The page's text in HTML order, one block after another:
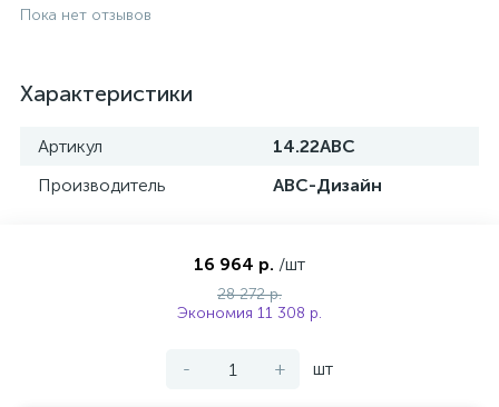
Пока нет отзывов
Характеристики
Артикул
14.22ABC
Производитель
АВС-Дизайн
16 964 р. /шт
28 272 р.
Экономия 11 308 р.
- + шт